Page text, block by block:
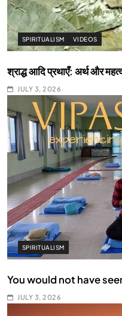
SPIRITUALISM VIDEOS
श्राद्ध आदि प्रथाएँ: अर्थ और
JULY 3, 2026
SPIRITUALISM
You would not have
JULY 3, 2026